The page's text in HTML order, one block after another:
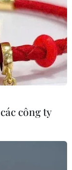
công ty